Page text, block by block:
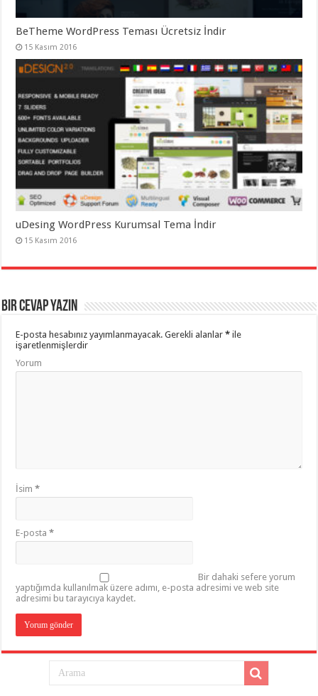
BeTheme WordPress Teması Ücretsiz İndir
15 Kasım 2016
uDesing WordPress Kurumsal Tema İndir
15 Kasım 2016
Bir cevap yazın
E-posta hesabınız yayımlanmayacak. Gerekli alanlar* ile
işaretlenmişlerdir
Yorum
İsim*
E-posta*
Bir dahaki sefere yorum
yaptığımda kullanılmak üzere adımı, e-posta adresimi ve web site
adresimi bu tarayıcıya kaydet.